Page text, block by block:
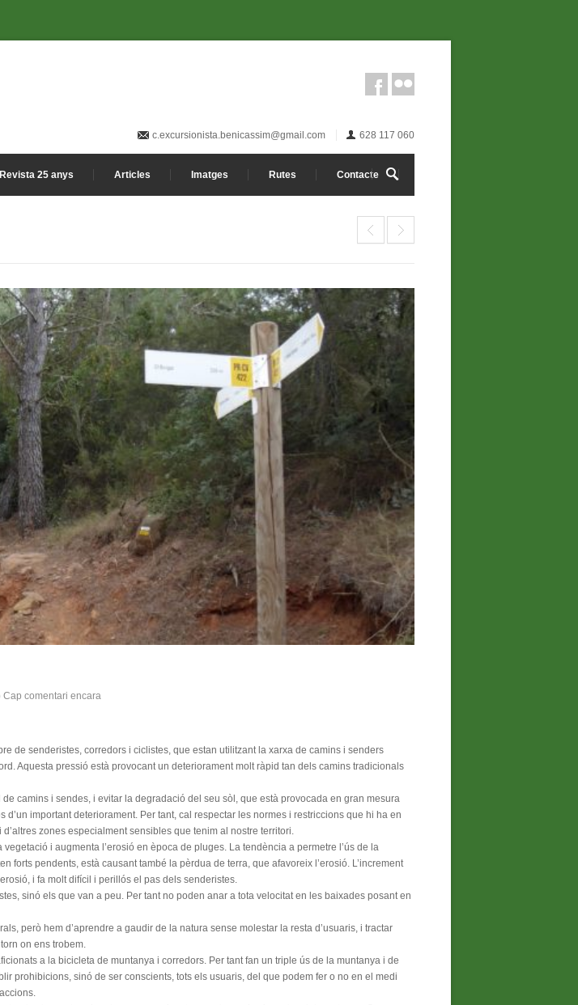
c.excursionista.benicassim@gmail.com 628 117 060
Revista 25 anys Articles Imatges Rutes Contacte
Cap comentari encara
de senderistes, corredors i ciclistes, que estan utilitzant la xarxa de camins i senders
Aquesta pressió està provocant un deteriorament molt ràpid tan dels camins tradicionals
camins i sendes, i evitar la degradació del seu sòl, que està provocada en gran mesura
important deteriorament. Per tant, cal respectar les normes i restriccions que hi ha en
zones especialment sensibles que tenim al nostre territori.
i augmenta l’erosió en època de pluges. La tendència a permetre l’ús de la
forts pendents, està causant també la pèrdua de terra, que afavoreix l’erosió. L’increment
i fa molt difícil i perillós el pas dels senderistes.
sinó els que van a peu. Per tant no poden anar a tota velocitat en les baixades posant en
però hem d’aprendre a gaudir de la natura sense molestar la resta d’usuaris, i tractar
on ens trobem.
a la bicicleta de muntanya i corredors. Per tant fan un triple ús de la muntanya i de
prohibicions, sinó de ser conscients, tots els usuaris, del que podem fer o no en el medi